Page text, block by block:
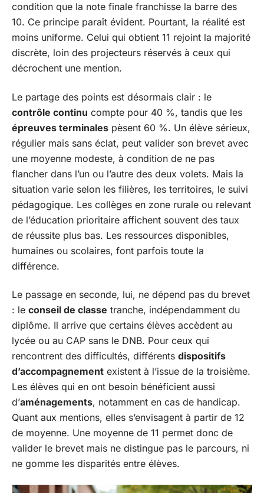
condition que la note finale franchisse la barre des
10. Ce principe paraît évident. Pourtant, la réalité est
moins uniforme. Celui qui obtient 11 rejoint la majorité
discrète, loin des projecteurs réservés à ceux qui
décrochent une mention.
Le partage des points est désormais clair : le
contrôle continu compte pour 40 %, tandis que les
épreuves terminales pèsent 60 %. Un élève sérieux,
régulier mais sans éclat, peut valider son brevet avec
une moyenne modeste, à condition de ne pas
flancher dans l’un ou l’autre des deux volets. Mais la
situation varie selon les filières, les territoires, le suivi
pédagogique. Les collèges en zone rurale ou relevant
de l’éducation prioritaire affichent souvent des taux
de réussite plus bas. Les ressources disponibles,
humaines ou scolaires, font parfois toute la
différence.
Le passage en seconde, lui, ne dépend pas du brevet
: le conseil de classe tranche, indépendamment du
diplôme. Il arrive que certains élèves accèdent au
lycée ou au CAP sans le DNB. Pour ceux qui
rencontrent des difficultés, différents dispositifs
d’accompagnement existent à l’issue de la troisième.
Les élèves qui en ont besoin bénéficient aussi
d’aménagements, notamment en cas de handicap.
Quant aux mentions, elles s’envisagent à partir de 12
de moyenne. Une moyenne de 11 permet donc de
valider le brevet mais ne distingue pas le parcours, ni
ne gomme les disparités entre élèves.